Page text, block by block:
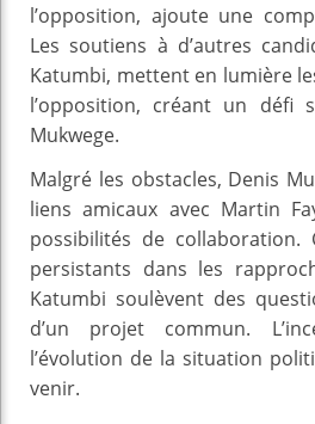
l’opposition, ajoute une
Les soutiens à d’autres
Katumbi, mettent en lumière
l’opposition, créant un défi
Mukwege.
Malgré les obstacles, Denis
liens amicaux avec Martin
possibilités de collaboration.
persistants dans les
Katumbi soulèvent des
d’un projet commun.
l’évolution de la situation
venir.